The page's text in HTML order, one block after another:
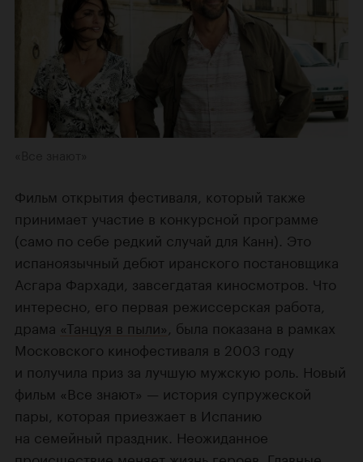
Фильм открытия фестиваля, который также
принимает участие в конкурсной программе
(само по себе редкий случай для Канн). Это
испаноязычный дебют иранского постановщика
Асгара Фархади, завсегдатая киносмотров. Что
интересно, его первая режиссерская работа,
драма «Танцуя в пыли» , была показана в рамках
Московского кинофестиваля в 2003 году
и получила приз за лучшую мужскую роль. Новый
фильм «Все знают» — история супружеской
пары, которая приезжает в Испанию
на семейный праздник. Неожиданное
происшествие меняет жизнь героев. Главные